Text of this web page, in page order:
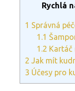
Rychlá
1 Správná
1.1
1.2 Kartáč
2 Jak mít
3 Účesy pro